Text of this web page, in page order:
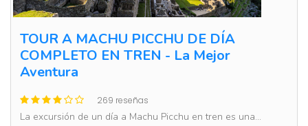
TOUR A MACHU PICCHU DE DÍA
COMPLETO EN TREN - La Mejor
Aventura
269 reseñas
La excursión de un día a Machu Picchu en tren es una...